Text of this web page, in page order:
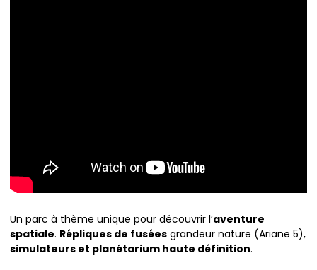
Un parc à thème unique pour découvrir l’aventure
spatiale. Répliques de fusées grandeur nature (Ariane 5),
simulateurs et planétarium haute définition.